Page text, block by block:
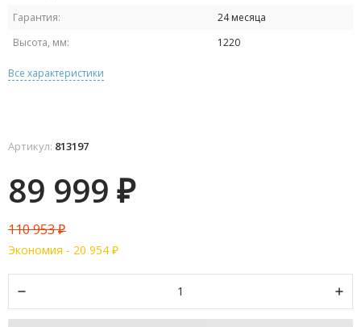
Гарантия:
24 месяца
Высота, мм:
1220
Все характеристики
Артикул: 813197
89 999 ₽
110 953₽
Экономия - 20 954 ₽